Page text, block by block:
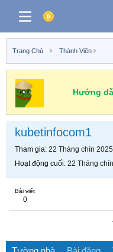
Trang Chủ Thành Viên
Hướng
kubetinfocom1
Tham gia 22 Tháng chín 2025
Hoạt động cuối 22 Tháng
Bài viết
0